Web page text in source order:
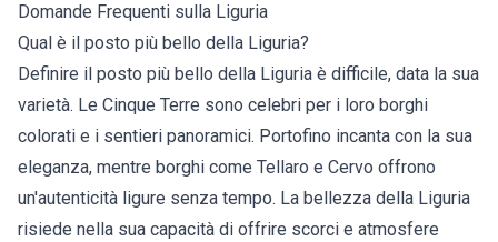
Domande Frequenti sulla Liguria
Qual è il posto più bello della Liguria?
Definire il posto più bello della Liguria è difficile, data la sua
varietà. Le Cinque Terre sono celebri per i loro borghi
colorati e i sentieri panoramici. Portofino incanta con la sua
eleganza, mentre borghi come Tellaro e Cervo offrono
un'autenticità ligure senza tempo. La bellezza della Liguria
risiede nella sua capacità di offrire scorci e atmosfere